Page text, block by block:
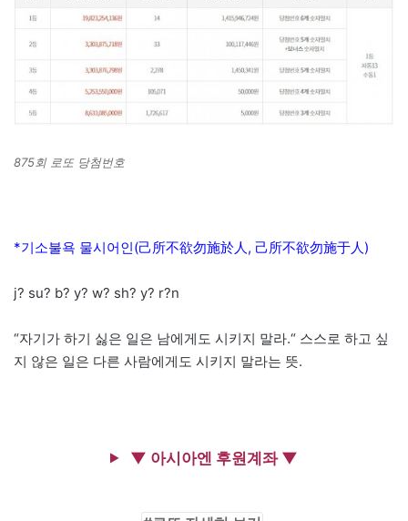
875회 로또 당첨번호
*기소불욕 물시어인(己所不欲勿施於人, 己所不欲勿施于人)
j? su? b? y? w? sh? y? r?n
“자기가 하기 싫은 일은 남에게도 시키지 말라.“ 스스로 하고 싶
지 않은 일은 다른 사람에게도 시키지 말라는 뜻.
▼ 아시아엔 후원계좌 ▼